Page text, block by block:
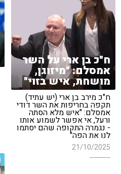
ח"כ בן ארי על השר
אמסלם: "מיזוגן,
מושחת, איש בזוי"
ח"כ מירב בן ארי (יש עתיד)
תקפה בחריפות את השר דודי
אמסלם: "איש מלא הסתה
ורעל, אי אפשר לשמוע אותו
- נגמרה התקופה שהם יסתמו
לנו את הפה"
21/10/2025